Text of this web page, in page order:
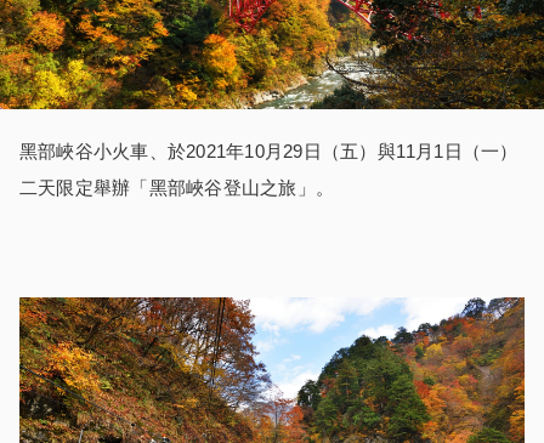
黑部峽谷小火車、於2021年10月29日（五）與11月1日（一）
二天限定舉辦「黑部峽谷登山之旅」。